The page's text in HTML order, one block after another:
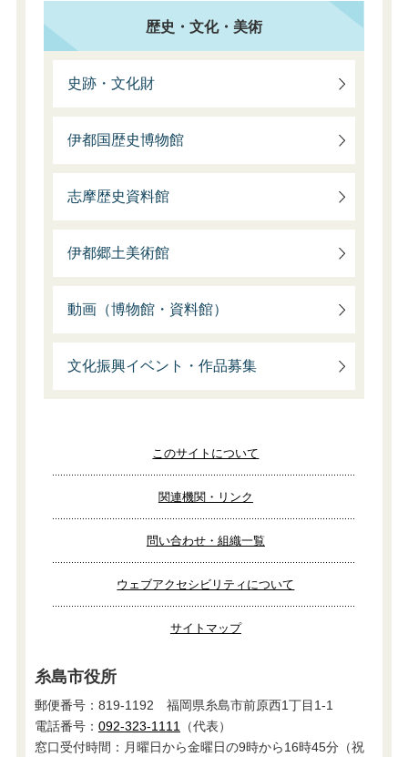
歴史・文化・美術
史跡・文化財
伊都国歴史博物館
志摩歴史資料館
伊都郷土美術館
動画（博物館・資料館）
文化振興イベント・作品募集
このサイトについて
関連機関・リンク
問い合わせ・組織一覧
ウェブアクセシビリティについて
サイトマップ
糸島市役所
郵便番号：819-1192 福岡県糸島市前原西1丁目1-1
電話番号： 092-323-1111
（代表）
窓口受付時間：月曜日から金曜日の9時から16時45分（祝